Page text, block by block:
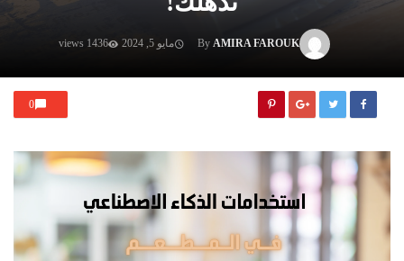
By AMIRA FAROUK مايو 5, 2024 1436 views
0